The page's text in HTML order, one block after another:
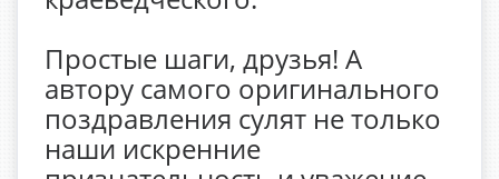
Простые шаги, друзья! А
автору самого оригинального
поздравления сулят не только
наши искренние